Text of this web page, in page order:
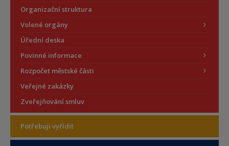
Organizační struktura
Volené orgány
Úřední deska
Povinné informace
Rozpočet městské části
Veřejné zakázky
Zveřejňování smluv
Potřebuji vyřídit